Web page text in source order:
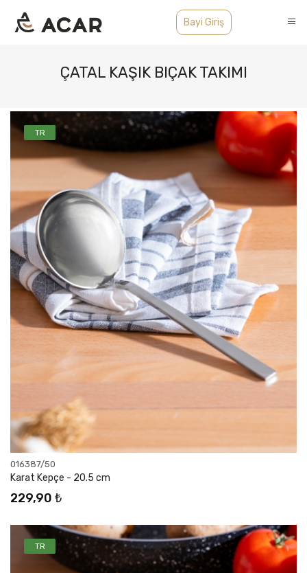
Bayi Giriş
ÇATAL KAŞIK BIÇAK TAKIMI
TR
016387/50
Karat Kepçe - 20.5 cm
229,90 ₺
TR